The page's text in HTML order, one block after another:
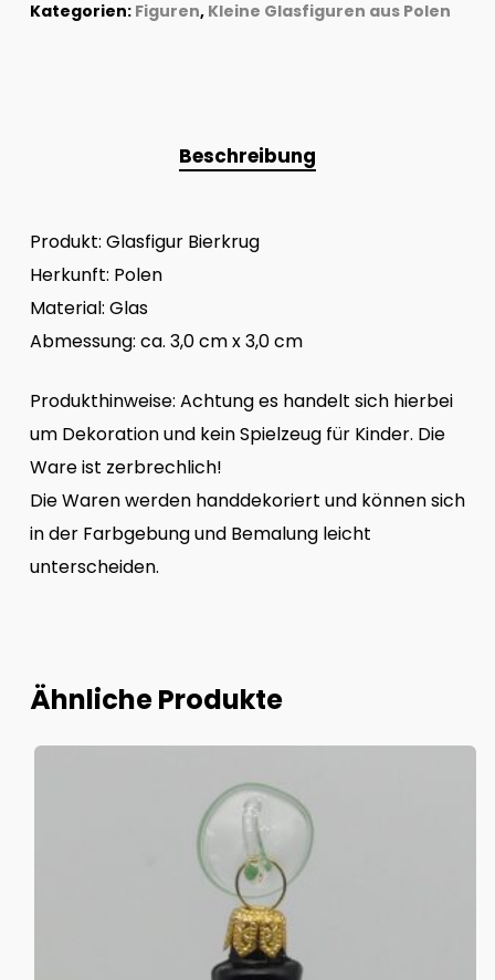
Kategorien: Figuren, Kleine Glasfiguren aus Polen
Beschreibung
Produkt: Glasfigur Bierkrug
Herkunft: Polen
Material: Glas
Abmessung: ca. 3,0 cm x 3,0 cm
Produkthinweise: Achtung es handelt sich hierbei
um Dekoration und kein Spielzeug für Kinder. Die
Ware ist zerbrechlich!
Die Waren werden handdekoriert und können sich
in der Farbgebung und Bemalung leicht
unterscheiden.
Ähnliche Produkte